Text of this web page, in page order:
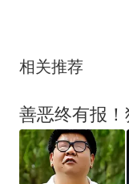
相关推荐